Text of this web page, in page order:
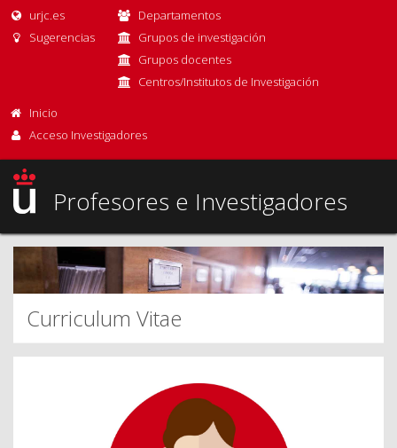
urjc.es
Sugerencias
Departamentos
Grupos de investigación
Grupos docentes
Centros/Institutos de Investigación
Inicio
Acceso Investigadores
Profesores e Investigadores
Curriculum Vitae